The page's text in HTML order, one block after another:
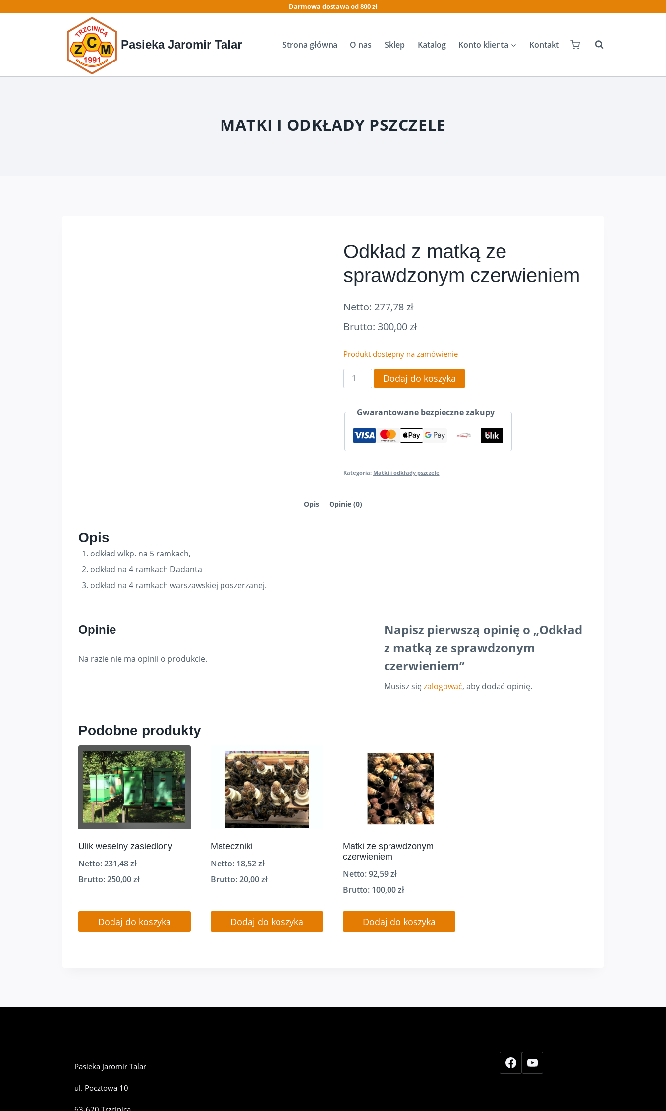
Darmowa dostawa od 800 zł
Pasieka Jaromir Talar Strona główna O nas Sklep Katalog Konto klienta Kontakt
MATKI I ODKŁADY PSZCZELE
Odkład z matką ze
sprawdzonym czerwieniem
Netto: 277,78zł
Brutto: 300,00zł
Produkt dostępny na zamówienie
ilość
Odkład
czerwieniem
Dodaj do koszyka
Gwarantowane bezpieczne zakupy
Kategoria: Matki i odkłady pszczele
Opis Opinie (0)
Opis
odkład wlkp. na 5 ramkach,
odkład na 4 ramkach Dadanta
odkład na 4 ramkach warszawskiej poszerzanej.
Opinie
Na razie nie ma opinii o produkcie.
Napisz pierwszą opinię o „Odkład
z matką ze sprawdzonym
czerwieniem”
Musisz sięzalogować, aby dodać opinię.
Podobne produkty
Ulik weselny zasiedlony
Netto:231,48zł
Brutto:250,00zł
Dodaj do koszyka
Mateczniki
Netto: 18,52zł
Brutto:20,00zł
Dodaj do koszyka
Matki ze sprawdzonym
czerwieniem
Netto:92,59zł
Brutto: 100,00zł
Dodaj do koszyka
Pasieka Jaromir Talar
ul. Pocztowa 10